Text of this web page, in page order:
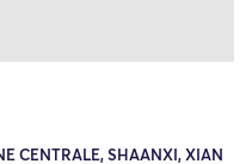
CENTRALE, SHAANXI, XIAN